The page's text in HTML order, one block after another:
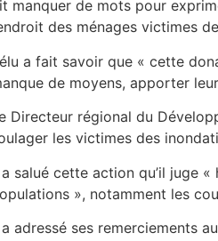
manquer de mots pour
des ménages victimes
a fait savoir que « cette
de moyens, apporter
Directeur régional du
les victimes des
salué cette action qu’il juge
», notamment les
adressé ses remerciements